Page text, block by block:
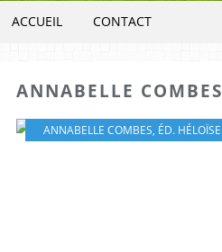
ACCUEIL CONTACT
ANNABELLE COMBES
ANNABELLE COMBES, ÉD. HÉLOÏSE D'ORMESSON